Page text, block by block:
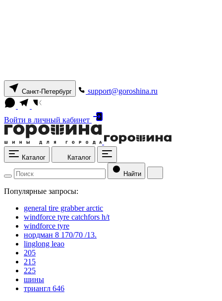
Санкт-Петербург support@goroshina.ru
Войти в личный кабинет
Каталог Каталог
Найти
Популярные запросы:
general tire grabber arctic
windforce tyre catchfors h/t
windforce tyre
нордман 8 170/70 /13.
linglong leao
205
215
225
шины
триангл 646